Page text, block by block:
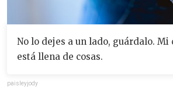
No lo dejes a un lado, guárdalo. Mi
está llena de cosas.
paisleyjody